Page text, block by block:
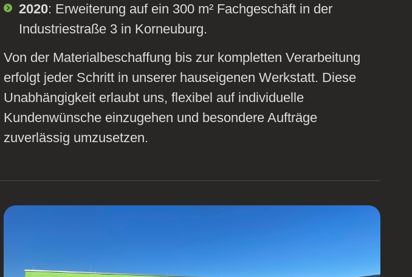
2020: Erweiterung auf ein 300 m² Fachgeschäft in der
Industriestraße 3 in Korneuburg.
Von der Materialbeschaffung bis zur kompletten Verarbeitung
erfolgt jeder Schritt in unserer hauseigenen Werkstatt. Diese
Unabhängigkeit erlaubt uns, flexibel auf individuelle
Kundenwünsche einzugehen und besondere Aufträge
zuverlässig umzusetzen.